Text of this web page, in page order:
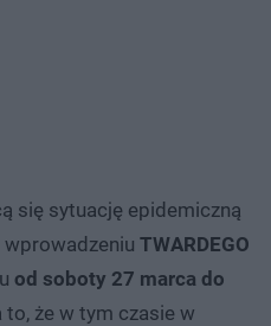
się sytuację epidemiczną
wprowadzeniu TWARDEGO
od soboty 27 marca do
to, że w tym czasie w